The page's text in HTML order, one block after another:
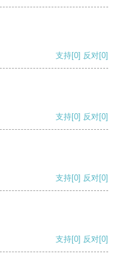
支持[0] 反对[0]
支持[0] 反对[0]
支持[0] 反对[0]
支持[0] 反对[0]